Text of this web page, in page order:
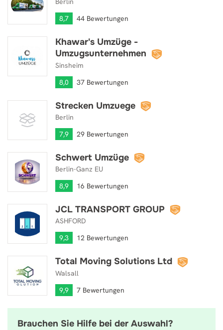
8,7
44 Bewertungen
Khawar's Umzüge -
Umzugsunternehmen
Sinsheim
8,0
37 Bewertungen
Khawar's Umzüge - Umzugsunternehmen
Strecken Umzuege
Berlin
7,9
29 Bewertungen
Strecken Umzuege
Schwert Umzüge
Berlin-Ganz EU
8,9
16 Bewertungen
Schwert Umzüge
JCL TRANSPORT GROUP
ASHFORD
9,3
12 Bewertungen
JCL TRANSPORT GROUP
Total Moving Solutions Ltd
Walsall
9,9
7 Bewertungen
Total Moving Solutions Ltd
Brauchen Sie Hilfe bei der Auswahl?